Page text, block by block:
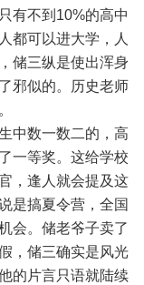
有不到10%的高中
都可以进大学，人
储三纵是使出浑身
邪似的。历史老师
中数一数二的，高
一等奖。这给学校
，逢人就会提及这
是搞夏令营，全国
会。储老爷子卖了
，储三确实是风光
的片言只语就陆续